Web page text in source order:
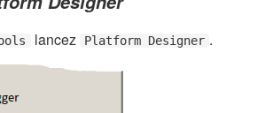
lancez Platform Designer .